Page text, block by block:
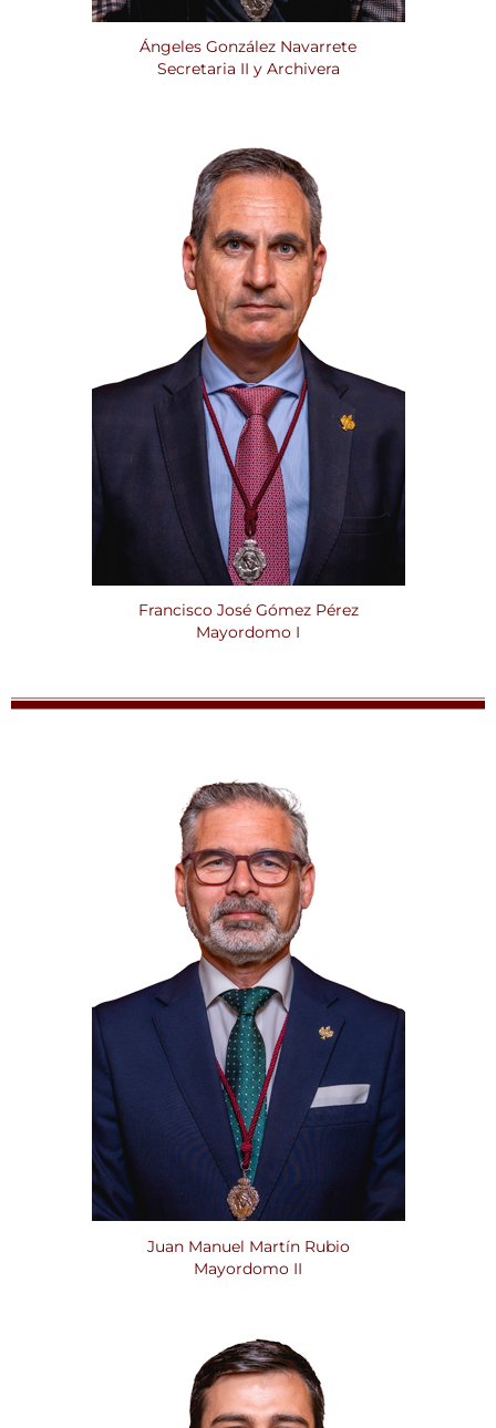
Ángeles González Navarrete
Secretaria II y Archivera
Francisco José Gómez Pérez
Mayordomo I
Juan Manuel Martín Rubio
Mayordomo II